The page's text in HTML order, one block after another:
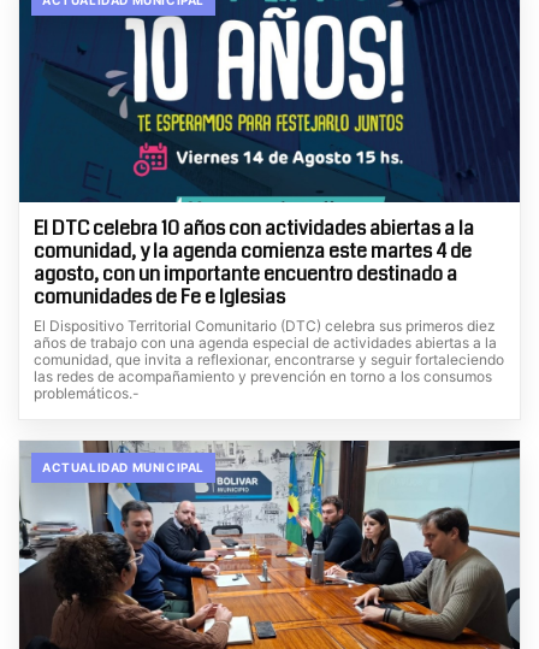
El DTC celebra 10 años con actividades abiertas a la
comunidad, y la agenda comienza este martes 4 de
agosto, con un importante encuentro destinado a
comunidades de Fe e Iglesias
El Dispositivo Territorial Comunitario (DTC) celebra sus primeros diez
años de trabajo con una agenda especial de actividades abiertas a la
comunidad, que invita a reflexionar, encontrarse y seguir fortaleciendo
las redes de acompañamiento y prevención en torno a los consumos
problemáticos.-
ACTUALIDAD MUNICIPAL